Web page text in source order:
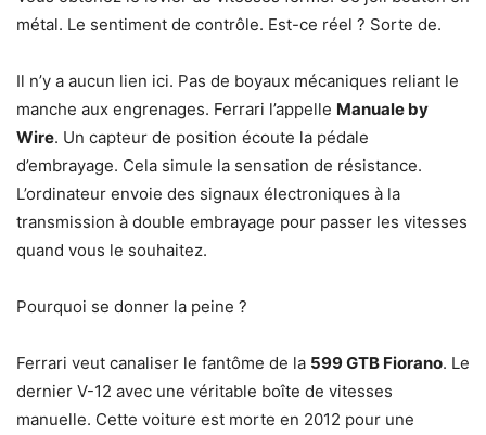
métal. Le sentiment de contrôle. Est-ce réel ? Sorte de.
Il n’y a aucun lien ici. Pas de boyaux mécaniques reliant le
manche aux engrenages. Ferrari l’appelle Manuale by
Wire. Un capteur de position écoute la pédale
d’embrayage. Cela simule la sensation de résistance.
L’ordinateur envoie des signaux électroniques à la
transmission à double embrayage pour passer les vitesses
quand vous le souhaitez.
Pourquoi se donner la peine ?
Ferrari veut canaliser le fantôme de la 599 GTB Fiorano. Le
dernier V-12 avec une véritable boîte de vitesses
manuelle. Cette voiture est morte en 2012 pour une